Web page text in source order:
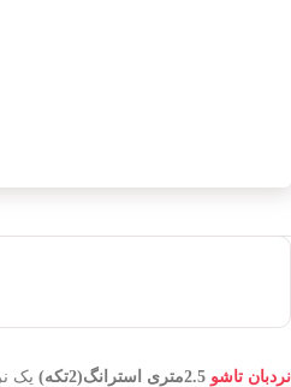
نردبان تاشو
یک